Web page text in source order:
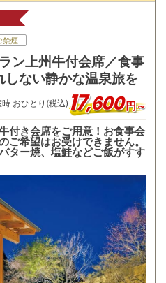
禁煙
ン上州牛付会席／食事
ない静かな温泉旅を
時 おひとり(税込)17,600円～
付き会席をご用意！お食事会
ご希望はお受けできません。
ター焼、塩鮭などご飯がすす